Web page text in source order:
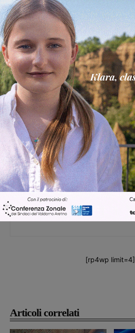
Articoli correlati
Glenda Venturini
[rp4wp limit=4]